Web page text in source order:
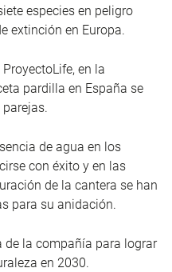
especies en peligro
extinción en Europa.
en la
pardilla en España se
de agua en los
con éxito y en las
de la cantera se han
para su anidación.
de la compañía para lograr
en 2030.